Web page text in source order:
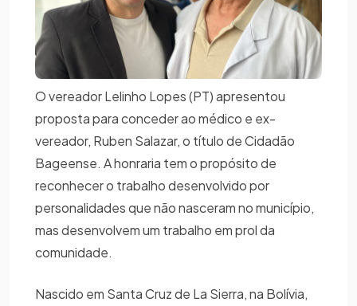
O vereador Lelinho Lopes (PT) apresentou
proposta para conceder ao médico e ex-
vereador, Ruben Salazar, o título de Cidadão
Bageense. A honraria tem o propósito de
reconhecer o trabalho desenvolvido por
personalidades que não nasceram no município,
mas desenvolvem um trabalho em prol da
comunidade.
Nascido em Santa Cruz de La Sierra, na Bolívia,